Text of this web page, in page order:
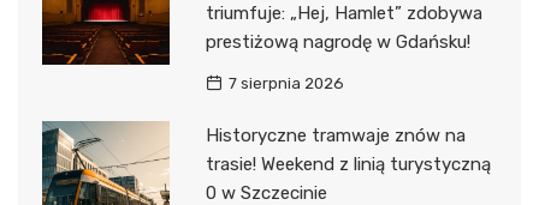
triumfuje: „Hej, Hamlet” zdobywa
prestiżową nagrodę w Gdańsku!
7 sierpnia 2026
Historyczne tramwaje znów na
trasie! Weekend z linią turystyczną
0 w Szczecinie